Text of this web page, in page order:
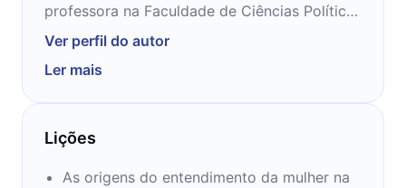
professora na Faculdade de Ciências Políticas
e Sociais da Universidade Nacional Autônoma
como pesquisadora no Centro de Estudos
Literários do Instituto de Investigações
Filológicas. Durante 21 anos, escreveu
diariamente sobre cultura e política para o
jornal Excélsior, um dos mais antigos do
Ver perfil do autor
Ler mais
Lições
As origens do entendimento da mulher na